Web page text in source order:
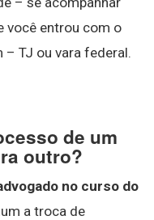
você entrou com o
TJ ou vara federal.
de um
outro?
no curso do
a troca de